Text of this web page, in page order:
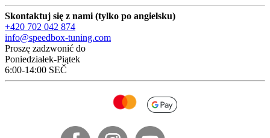
Skontaktuj się z nami (tylko po angielsku)
+420 702 042 874
info@speedbox-tuning.com
Proszę zadzwonić do
Poniedziałek-Piątek
6:00-14:00 SEČ